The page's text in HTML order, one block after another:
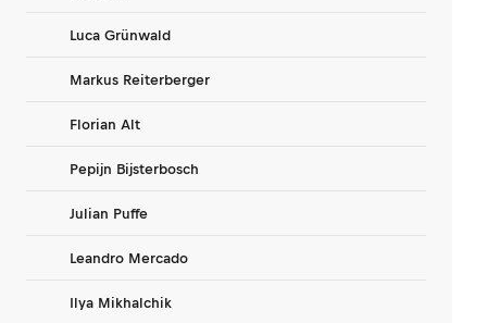
Luca Grünwald
Markus Reiterberger
Florian Alt
Pepijn Bijsterbosch
Julian Puffe
Leandro Mercado
Ilya Mikhalchik